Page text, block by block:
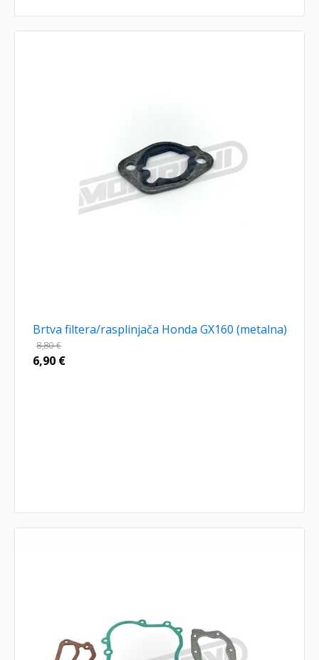
Brtva filtera/rasplinjača Honda GX160 (metalna)
8,80€
6,90 €